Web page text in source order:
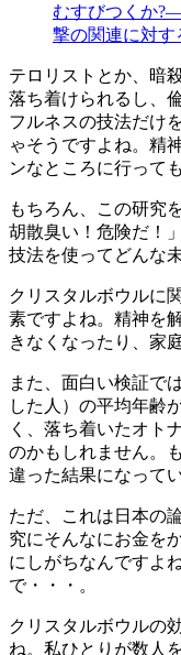
むすびつくか
撃の関連に対
テロリストとか、暗
落ち着けられるし、
フルネスの技法だけ
ゃそうですよね。精
ンなところに行って
もちろん、この研究
胡散臭い！危険だ！
技法を使ってどんな
クリスタルボウルに
素ですよね。精神を
きなくなったり、家
また、面白い検証で
した人）の平均年齢
く、落ち着いたオト
のかもしれません。
違った結果になって
ただ、これは日本の
究にそんなにお金を
にしがちなんですよ
で・・・。
クリスタルボウルの
ね。私ひとりが数人